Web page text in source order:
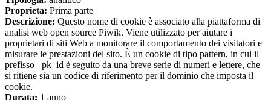
Proprieta: Prima parte
Descrizione: Questo nome di cookie è associato alla piattaforma di
analisi web open source Piwik. Viene utilizzato per aiutare i
proprietari di siti Web a monitorare il comportamento dei visitatori e
misurare le prestazioni del sito. È un cookie di tipo pattern, in cui il
prefisso _pk_id è seguito da una breve serie di numeri e lettere, che
si ritiene sia un codice di riferimento per il dominio che imposta il
cookie.
Durata: 1 anno